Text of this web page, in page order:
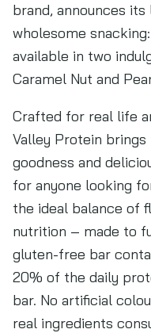
brand, announces
wholesome
available in two
Caramel Nut and
Crafted for real life
Valley Protein
goodness and
for anyone looking
the ideal balance of
nutrition – made to
gluten-free bar
20% of the daily
bar. No artificial
real ingredients